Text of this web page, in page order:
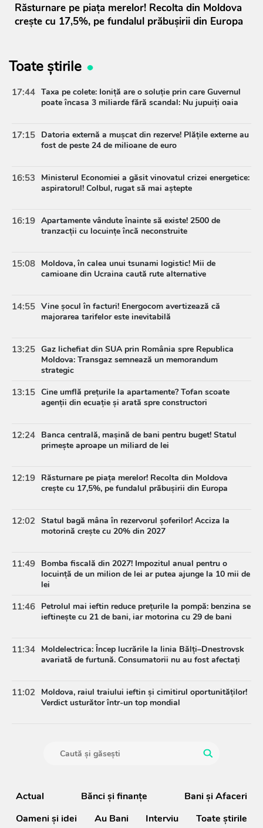
Răsturnare pe piața merelor! Recolta din Moldova
crește cu 17,5%, pe fundalul prăbușirii din Europa
Toate știrile
17:44 Taxa pe colete: Ioniță are o soluție prin care Guvernul
poate încasa 3 miliarde fără scandal: Nu jupuiți oaia
17:15 Datoria externă a mușcat din rezerve! Plățile externe au
fost de peste 24 de milioane de euro
16:53
Ministerul Economiei a găsit vinovatul crizei energetice:
aspiratorul! Colbul, rugat să mai aștepte
16:19 Apartamente vândute înainte să existe! 2500 de
tranzacții cu locuințe încă neconstruite
15:08 Moldova, în calea unui tsunami logistic! Mii de
camioane din Ucraina caută rute alternative
14:55 Vine șocul în facturi! Energocom avertizează că
majorarea tarifelor este inevitabilă
13:25 Gaz lichefiat din SUA prin România spre Republica
Moldova: Transgaz semnează un memorandum
strategic
13:15 Cine umflă prețurile la apartamente? Tofan scoate
agenții din ecuație și arată spre constructori
12:24 Banca centrală, mașină de bani pentru buget! Statul
primește aproape un miliard de lei
12:19 Răsturnare pe piața merelor! Recolta din Moldova
crește cu 17,5%, pe fundalul prăbușirii din Europa
12:02 Statul bagă mâna în rezervorul șoferilor! Acciza la
motorină crește cu 20% din 2027
11:49 Bomba fiscală din 2027! Impozitul anual pentru o
locuință de un milion de lei ar putea ajunge la 10 mii de
lei
11:46 Petrolul mai ieftin reduce prețurile la pompă: benzina se
ieftinește cu 21 de bani, iar motorina cu 29 de bani
11:34 Moldelectrica: Încep lucrările la linia Bălți–Dnestrovsk
avariată de furtună. Consumatorii nu au fost afectați
11:02 Moldova, raiul traiului ieftin și cimitirul oportunităților!
Verdict usturător într-un top mondial
Actual Bănci şi finanţe
Bani și Afaceri
Oameni şi idei
Au Bani Interviu Toate știrile